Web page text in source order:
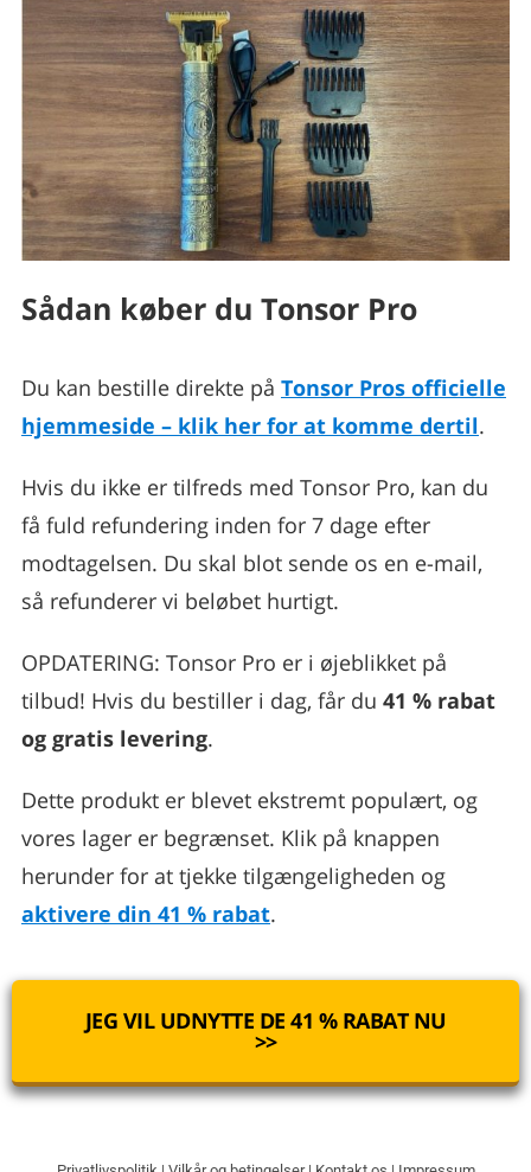
Sådan køber du Tonsor Pro
Du kan bestille direkte på Tonsor Pros officielle
hjemmeside – klik her for at komme dertil.
Hvis du ikke er tilfreds med Tonsor Pro, kan du
få fuld refundering inden for 7 dage efter
modtagelsen. Du skal blot sende os en e-mail,
så refunderer vi beløbet hurtigt.
OPDATERING: Tonsor Pro er i øjeblikket på
tilbud! Hvis du bestiller i dag, får du 41 % rabat
og gratis levering.
Dette produkt er blevet ekstremt populært, og
vores lager er begrænset. Klik på knappen
herunder for at tjekke tilgængeligheden og
aktivere din 41 % rabat.
JEG VIL UDNYTTE DE 41 % RABAT NU
>>